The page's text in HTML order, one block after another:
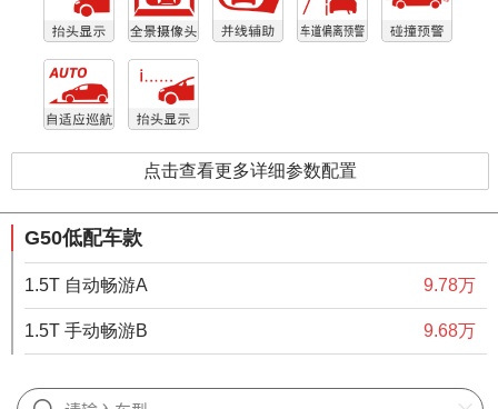
点击查看更多详细参数配置
G50低配车款
1.5T 自动畅游A 9.78万
1.5T 手动畅游B 9.68万